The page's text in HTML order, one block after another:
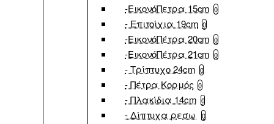
-ΕικονόΠετρα 15cm 0
- Επιτοίχια 19cm 0
-ΕικονόΠέτρα 20cm 0
-ΕικονόΠέτρα 21cm 0
- Τρίπτυχο 24cm 0
- Πέτρα Κορμός 0
- Πλακίδια 14cm 0
- Δίπτυχα ρεσω 0